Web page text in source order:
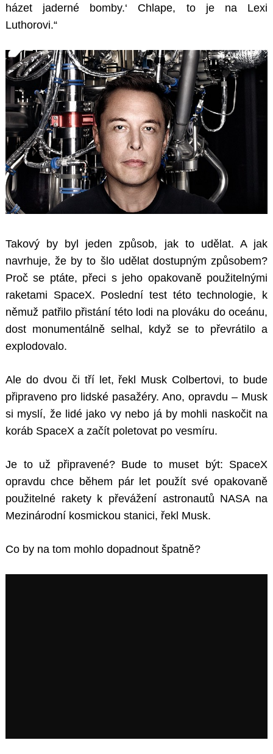
házet jaderné bomby.‘ Chlape, to je na Lexi
Luthorovi.“
Takový by byl jeden způsob, jak to udělat. A jak
navrhuje, že by to šlo udělat dostupným způsobem?
Proč se ptáte, přeci s jeho opakovaně použitelnými
raketami SpaceX. Poslední test této technologie, k
němuž patřilo přistání této lodi na plováku do oceánu,
dost monumentálně selhal, když se to převrátilo a
explodovalo.
Ale do dvou či tří let, řekl Musk Colbertovi, to bude
připraveno pro lidské pasažéry. Ano, opravdu – Musk
si myslí, že lidé jako vy nebo já by mohli naskočit na
koráb SpaceX a začít poletovat po vesmíru.
Je to už připravené? Bude to muset být: SpaceX
opravdu chce během pár let použít své opakovaně
použitelné rakety k převážení astronautů NASA na
Mezinárodní kosmickou stanici, řekl Musk.
Co by na tom mohlo dopadnout špatně?